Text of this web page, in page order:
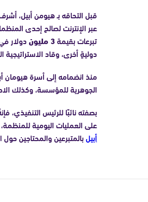
قبل التحاقه بـ هيومن أبيل،
عبر الإنترنت لصالح إحدى
تبرعات بقيمة3 مليون
دولار
دوليةٍ أخرى، وقاد الاستراتيجية
منذ انضمامه إلى أسرة هيومان
الجوهرية للمؤسسة، وكذلك
بصفته نائبًا للرئيس التنفيذي،
على العمليات اليومية
أبيلبالمتبرعين والمحتاجين